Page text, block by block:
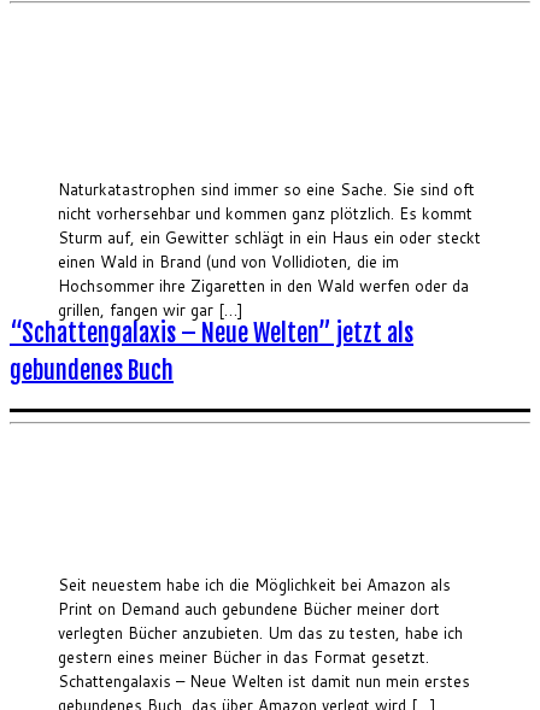
Naturkatastrophen sind immer so eine Sache. Sie sind oft
nicht vorhersehbar und kommen ganz plötzlich. Es kommt
Sturm auf, ein Gewitter schlägt in ein Haus ein oder steckt
einen Wald in Brand (und von Vollidioten, die im
Hochsommer ihre Zigaretten in den Wald werfen oder da
grillen, fangen wir gar […]
Seit neuestem habe ich die Möglichkeit bei Amazon als
Print on Demand auch gebundene Bücher meiner dort
verlegten Bücher anzubieten. Um das zu testen, habe ich
gestern eines meiner Bücher in das Format gesetzt.
Schattengalaxis – Neue Welten ist damit nun mein erstes
gebundenes Buch, das über Amazon verlegt wird […]
“Schattengalaxis – Neue Welten” jetzt als
gebundenes Buch